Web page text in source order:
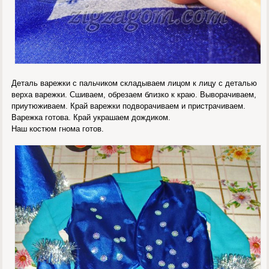
Деталь варежки с пальчиком складываем лицом к лицу с деталью
верха варежки. Сшиваем, обрезаем близко к краю. Выворачиваем,
приутюживаем. Край варежки подворачиваем и пристрачиваем.
Варежка готова. Край украшаем дождиком.
Наш костюм гнома готов.